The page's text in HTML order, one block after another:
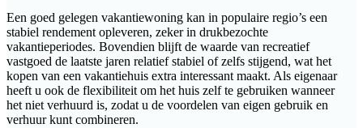
Een goed gelegen vakantiewoning kan in populaire regio’s een
stabiel rendement opleveren, zeker in drukbezochte
vakantieperiodes. Bovendien blijft de waarde van recreatief
vastgoed de laatste jaren relatief stabiel of zelfs stijgend, wat het
kopen van een vakantiehuis extra interessant maakt. Als eigenaar
heeft u ook de flexibiliteit om het huis zelf te gebruiken wanneer
het niet verhuurd is, zodat u de voordelen van eigen gebruik en
verhuur kunt combineren.